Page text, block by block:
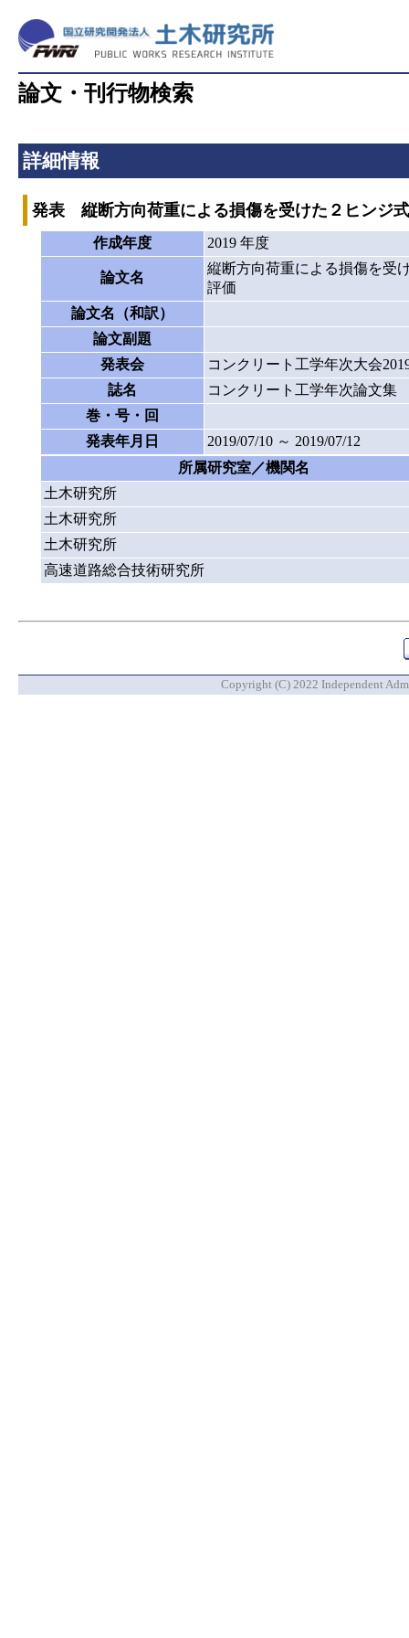
論文・刊行物検索
詳細情報
発表 縦断方向荷重による損傷を受けた２ヒンジ
作成年度 2019 年度
論文名
縦断方向荷重による損傷を受
評価
論文名（和訳）
論文副題
発表会
コンクリート工学年次大会
誌名
コンクリート工学年次論文集
巻・号・回
発表年月日
2019/07/10 ～ 2019/07/12
所属研究室／機関名
土木研究所
土木研究所
土木研究所
高速道路総合技術研究所
Copyright (C) 2022 Independent